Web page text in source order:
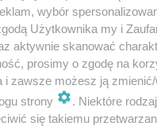
w jednym z
hydraulicznego
i liczbie
wybór
Użytkownika my i
aktywnie skanować
prosimy o zgodę na
i zawsze możesz ją
strony
. Niektóre
się takiemu